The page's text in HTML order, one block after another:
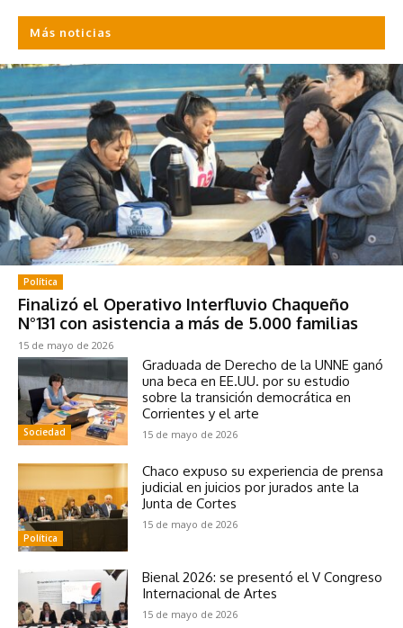
Más noticias
Política
Finalizó el Operativo Interfluvio Chaqueño
N°131 con asistencia a más de 5.000 familias
15 de mayo de 2026
Sociedad
Graduada de Derecho de la UNNE ganó
una beca en EE.UU. por su estudio
sobre la transición democrática en
Corrientes y el arte
15 de mayo de 2026
Política
Chaco expuso su experiencia de prensa
judicial en juicios por jurados ante la
Junta de Cortes
15 de mayo de 2026
Bienal 2026: se presentó el V Congreso
Internacional de Artes
15 de mayo de 2026